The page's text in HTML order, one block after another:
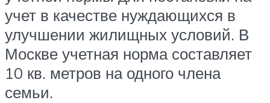
учет в качестве нуждающихся в
улучшении жилищных условий. В
Москве учетная норма составляет
10 кв. метров на одного члена
семьи.